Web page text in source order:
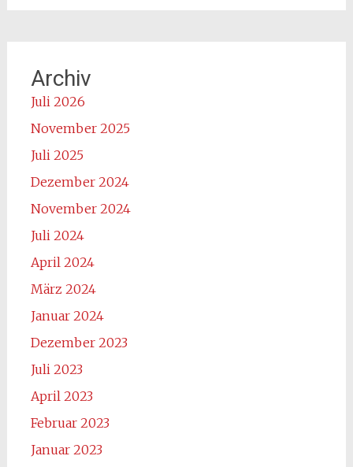
Archiv
Juli 2026
November 2025
Juli 2025
Dezember 2024
November 2024
Juli 2024
April 2024
März 2024
Januar 2024
Dezember 2023
Juli 2023
April 2023
Februar 2023
Januar 2023